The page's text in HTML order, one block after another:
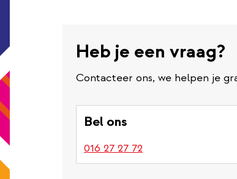
Heb je een vraag?
Contacteer ons, we helpen je
Bel ons
016 27 27 72